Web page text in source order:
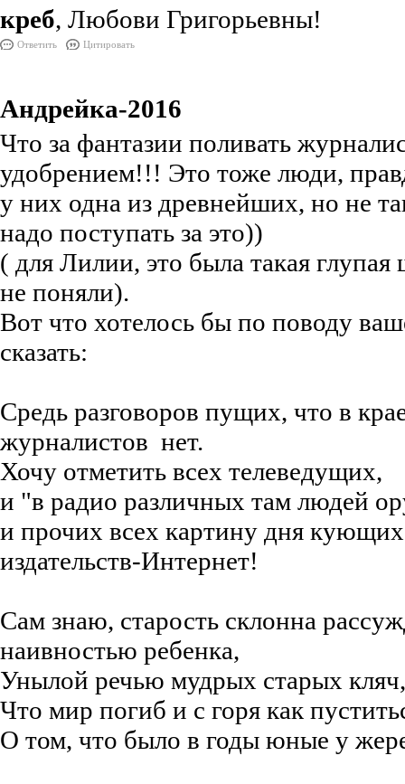
креб, Любови Григорьевны!
Ответить Цитировать
Андрейка-2016
Что за фантазии поливать
удобрением!!! Это тоже люди,
у них одна из древнейших, но не
надо поступать за это))
( для Лилии, это была такая глупая
не поняли).
Вот что хотелось бы по поводу
сказать:
Средь разговоров пущих, что в
журналистов нет.
Хочу отметить всех телеведущих,
и "в радио различных там людей
и прочих всех картину дня
издательств-Интернет!
Сам знаю, старость склонна
наивностью ребенка,
Унылой речью мудрых старых кляч,
Что мир погиб и с горя как
О том, что было в годы юные у